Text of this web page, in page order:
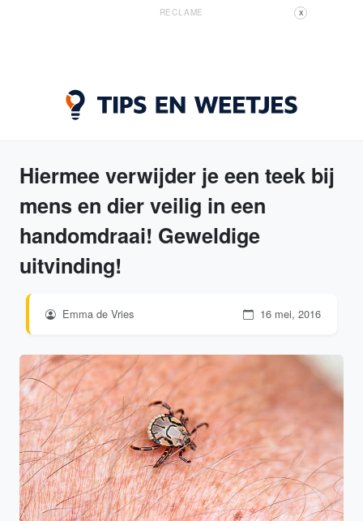
RECLAME X
Hiermee verwijder je een teek bij
mens en dier veilig in een
handomdraai! Geweldige
uitvinding!
Emma de Vries 16 mei, 2016